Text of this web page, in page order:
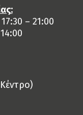
– 21:00